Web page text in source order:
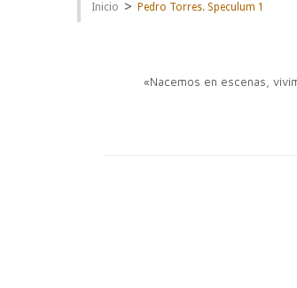
Inicio > Pedro Torres. Speculum 1
«Nacemos en escenas,